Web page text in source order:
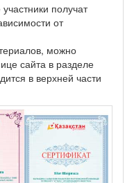
получат
от
можно
сайта в разделе
в верхней части